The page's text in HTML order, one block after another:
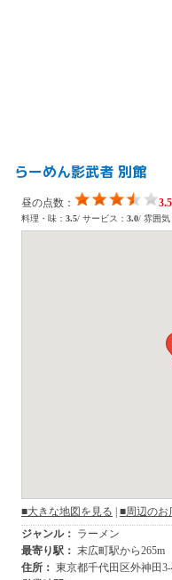
らーめん影武者 別館